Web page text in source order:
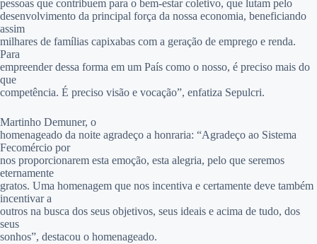
pessoas que contribuem para o bem-estar coletivo, que lutam pelo
desenvolvimento da principal força da nossa economia, beneficiando
assim
milhares de famílias capixabas com a geração de emprego e renda.
Para
empreender dessa forma em um País como o nosso, é preciso mais do
que
competência. É preciso visão e vocação”, enfatiza Sepulcri.
Martinho Demuner, o
homenageado da noite agradeço a honraria: “Agradeço ao Sistema
Fecomércio por
nos proporcionarem esta emoção, esta alegria, pelo que seremos
eternamente
gratos. Uma homenagem que nos incentiva e certamente deve também
incentivar a
outros na busca dos seus objetivos, seus ideais e acima de tudo, dos
seus
sonhos”, destacou o homenageado.